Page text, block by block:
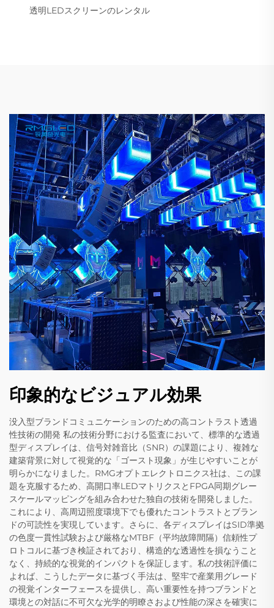
透明LEDスクリーンのレンタル
印象的なビジュアル効果
没入型ブランドコミュニケーションのための高コントラスト透過
性技術の開発 私の技術分野における監査において、標準的な透過
型ディスプレイは、信号対雑音比（SNR）の課題により、複雑な
建築背景に対して視覚的な「ゴースト現象」が生じやすいことが
明らかになりました。RMGオプトエレクトロニクス社は、この課
題を克服するため、高開口率LEDマトリクスとFPGA同期グレー
スケールマッピングを組み合わせた独自の技術を開発しました。
これにより、高周辺照度環境下でも優れたコントラストとブラン
ドの可読性を実現しています。さらに、各ディスプレイはSID準拠
の色度一貫性試験および厳格なMTBF（平均故障間隔）信頼性プ
ロトコルに基づき検証されており、構造的な透過性を損なうこと
なく、持続的な視覚的インパクトを保証します。私の技術評価に
よれば、こうしたデータに基づく手法は、堅牢で産業用グレード
の視覚インターフェースを提供し、高い重要性を持つブランドと
環境との対話に不可欠な光学的明瞭さおよび性能の深さを確実に